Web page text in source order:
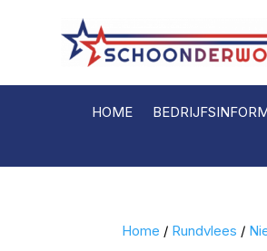
HOME
Home / Rundvlees /